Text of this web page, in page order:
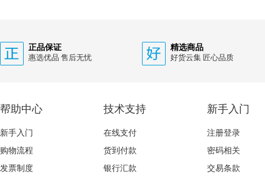
正品保证
惠选优品 售后无忧
精选商品
好货云集 匠心品质
帮助中心
新手入门
购物流程
发票制度
技术支持
在线支付
货到付款
银行汇款
新手入门
注册登录
密码相关
交易条款